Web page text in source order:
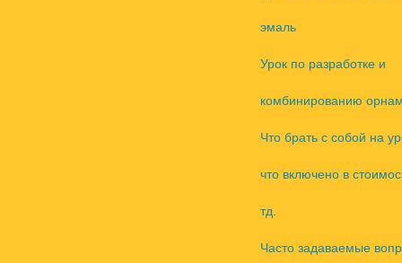
эмаль
Урок по разработке и
комбинированию
Что брать с собой на
что включено в
тд.
Часто задаваемые